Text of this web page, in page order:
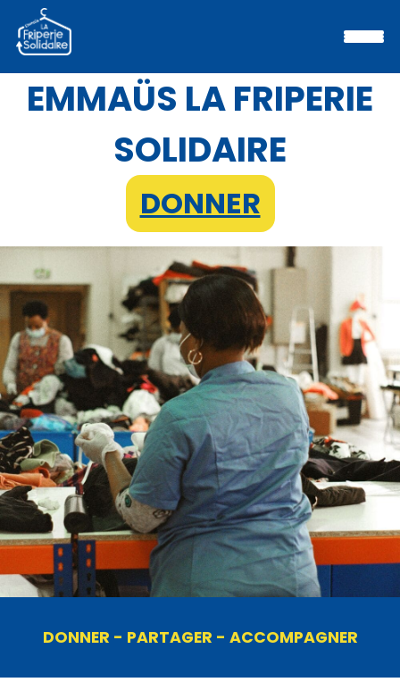
EMMAÜS LA FRIPERIE
SOLIDAIRE
DONNER
DONNER - PARTAGER - ACCOMPAGNER